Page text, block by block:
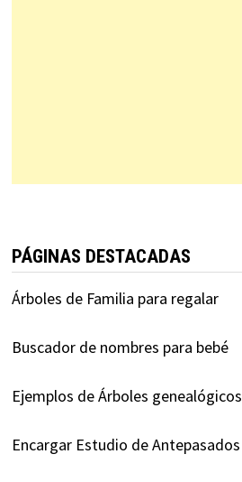
PÁGINAS DESTACADAS
Árboles de Familia para regalar
Buscador de nombres para bebé
Ejemplos de Árboles genealógicos
Encargar Estudio de Antepasados